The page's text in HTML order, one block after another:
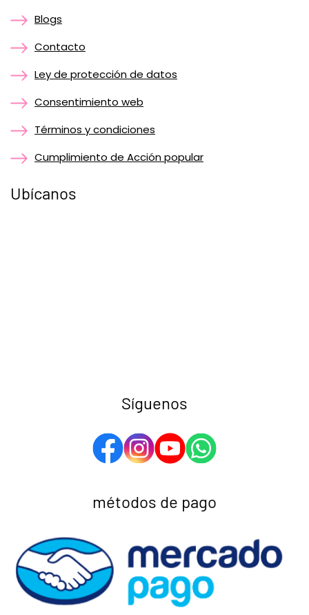
Blogs
Contacto
Ley de protección de datos
Consentimiento web
Términos y condiciones
Cumplimiento de Acción popular
Ubícanos
Síguenos
métodos de pago